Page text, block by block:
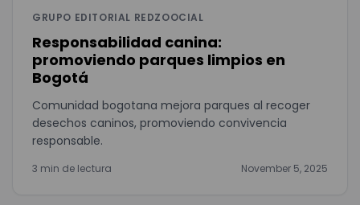
GRUPO EDITORIAL REDZOOCIAL
Responsabilidad canina:
promoviendo parques limpios en
Bogotá
Comunidad bogotana mejora parques al recoger
desechos caninos, promoviendo convivencia
responsable.
3 min de lectura November 5, 2025